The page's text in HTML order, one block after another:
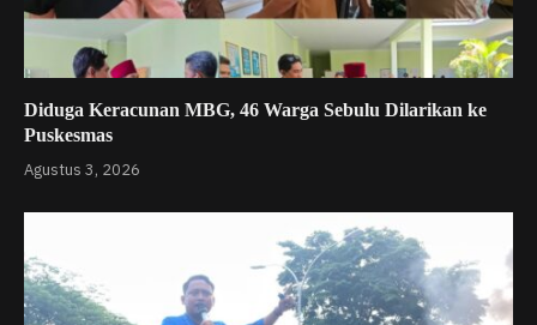
Diduga Keracunan MBG, 46 Warga Sebulu Dilarikan ke
Puskesmas
Agustus 3, 2026